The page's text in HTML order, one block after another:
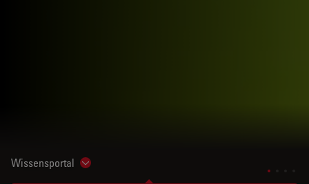
Wissensportal Show subnavigation